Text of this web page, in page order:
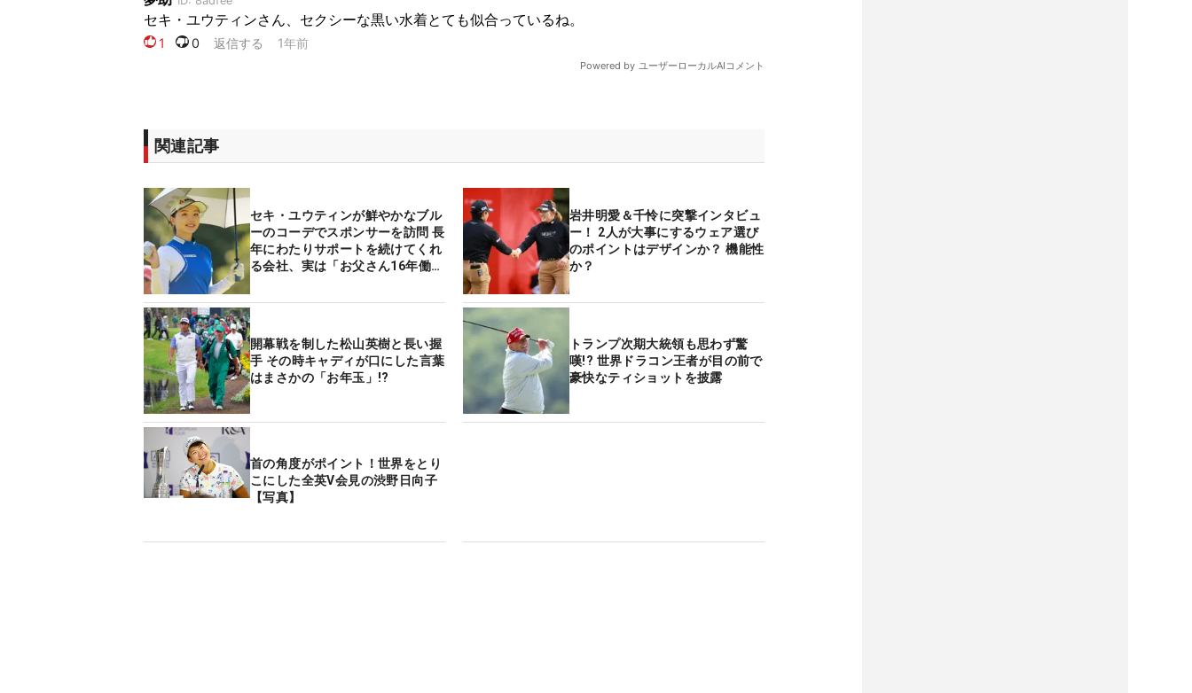
関連記事
セキ・ユウティンが鮮やかなブル
ーのコーデでスポンサーを訪問 長
年にわたりサポートを続けてくれ
る会社、実は「お父さん16年働い
岩井明愛＆千怜に突撃インタビュ
ー！ 2人が大事にするウェア選び
のポイントはデザインか？ 機能性
か？
開幕戦を制した松山英樹と長い握
手 その時キャディが口にした言葉
はまさかの「お年玉」!?
トランプ次期大統領も思わず驚
嘆!? 世界ドラコン王者が目の前で
豪快なティショットを披露
首の角度がポイント！世界をとり
こにした全英V会見の渋野日向子
【写真】